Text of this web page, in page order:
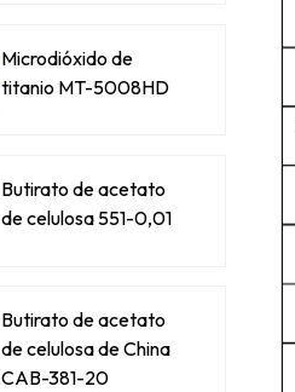
Microdióxido de
titanio MT-5008HD
Butirato de acetato
de celulosa 551-0,01
Butirato de acetato
de celulosa de China
CAB-381-20